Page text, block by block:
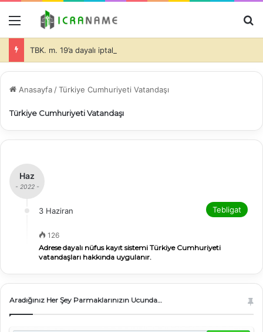
Menü
Anasayfa/Türkiye Cumhuriyeti Vatandaşı
Türkiye Cumhuriyeti Vatandaşı
Haz
- 2022 -
3 Haziran Tebligat
126
Adrese dayalı nüfus kayıt sistemi Türkiye Cumhuriyeti
vatandaşları hakkında uygulanır.
Aradığınız Her Şey Parmaklarınızın Ucunda…